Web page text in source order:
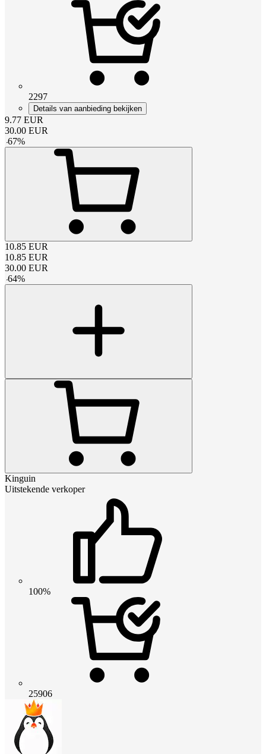
2297
Details van aanbieding bekijken
9.77 EUR
30.00 EUR
-67%
10.85 EUR
10.85 EUR
30.00 EUR
-64%
Kinguin
Uitstekende verkoper
100%
25906